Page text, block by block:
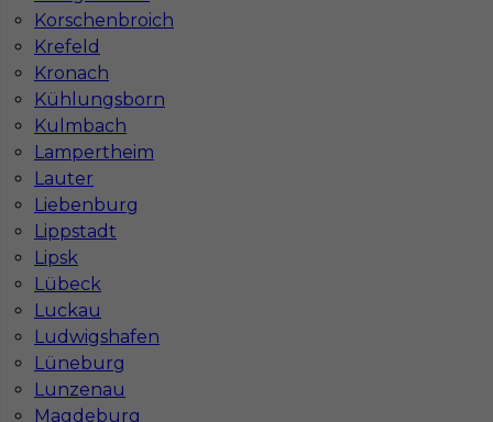
Korschenbroich
Krefeld
Kronach
Kühlungsborn
Kulmbach
Lampertheim
Lauter
Liebenburg
Lippstadt
Lipsk
Lübeck
Luckau
Ludwigshafen
Lüneburg
Lunzenau
Magdeburg
Najpopularniejsze miejscowości w Niemczech
Praca Augsburg
Praca Hamburg
Praca Berlin
Praca Hannover
Praca Dortmund
Praca Magdeburg